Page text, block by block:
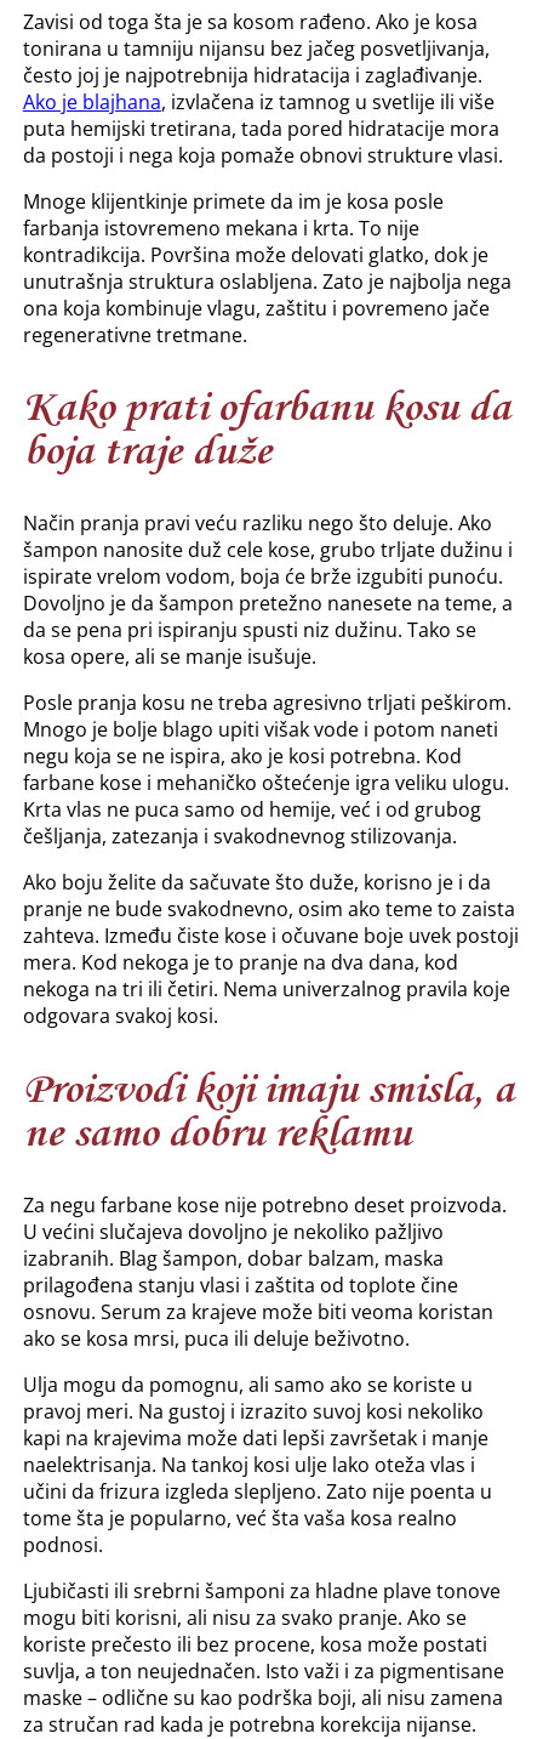
Zavisi od toga šta je sa kosom rađeno. Ako je kosa
tonirana u tamniju nijansu bez jačeg posvetljivanja,
često joj je najpotrebnija hidratacija i zaglađivanje.
Ako je blajhana, izvlačena iz tamnog u svetlije ili više
puta hemijski tretirana, tada pored hidratacije mora
da postoji i nega koja pomaže obnovi strukture vlasi.
Mnoge klijentkinje primete da im je kosa posle
farbanja istovremeno mekana i krta. To nije
kontradikcija. Površina može delovati glatko, dok je
unutrašnja struktura oslabljena. Zato je najbolja nega
ona koja kombinuje vlagu, zaštitu i povremeno jače
regenerativne tretmane.
Kako prati ofarbanu kosu da
boja traje duže
Način pranja pravi veću razliku nego što deluje. Ako
šampon nanosite duž cele kose, grubo trljate dužinu i
ispirate vrelom vodom, boja će brže izgubiti punoću.
Dovoljno je da šampon pretežno nanesete na teme, a
da se pena pri ispiranju spusti niz dužinu. Tako se
kosa opere, ali se manje isušuje.
Posle pranja kosu ne treba agresivno trljati peškirom.
Mnogo je bolje blago upiti višak vode i potom naneti
negu koja se ne ispira, ako je kosi potrebna. Kod
farbane kose i mehaničko oštećenje igra veliku ulogu.
Krta vlas ne puca samo od hemije, već i od grubog
češljanja, zatezanja i svakodnevnog stilizovanja.
Ako boju želite da sačuvate što duže, korisno je i da
pranje ne bude svakodnevno, osim ako teme to zaista
zahteva. Između čiste kose i očuvane boje uvek postoji
mera. Kod nekoga je to pranje na dva dana, kod
nekoga na tri ili četiri. Nema univerzalnog pravila koje
odgovara svakoj kosi.
Proizvodi koji imaju smisla, a
ne samo dobru reklamu
Za negu farbane kose nije potrebno deset proizvoda.
U većini slučajeva dovoljno je nekoliko pažljivo
izabranih. Blag šampon, dobar balzam, maska
prilagođena stanju vlasi i zaštita od toplote čine
osnovu. Serum za krajeve može biti veoma koristan
ako se kosa mrsi, puca ili deluje beživotno.
Ulja mogu da pomognu, ali samo ako se koriste u
pravoj meri. Na gustoj i izrazito suvoj kosi nekoliko
kapi na krajevima može dati lepši završetak i manje
naelektrisanja. Na tankoj kosi ulje lako oteža vlas i
učini da frizura izgleda slepljeno. Zato nije poenta u
tome šta je popularno, već šta vaša kosa realno
podnosi.
Ljubičasti ili srebrni šamponi za hladne plave tonove
mogu biti korisni, ali nisu za svako pranje. Ako se
koriste prečesto ili bez procene, kosa može postati
suvlja, a ton neujednačen. Isto važi i za pigmentisane
maske – odlične su kao podrška boji, ali nisu zamena
za stručan rad kada je potrebna korekcija nijanse.